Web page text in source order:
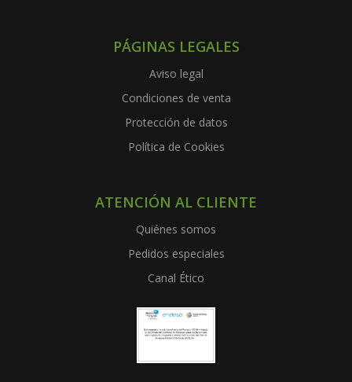
PÁGINAS LEGALES
Aviso legal
Condiciones de venta
Protección de datos
Política de Cookies
ATENCIÓN AL CLIENTE
Quiénes somos
Pedidos especiales
Canal Ético